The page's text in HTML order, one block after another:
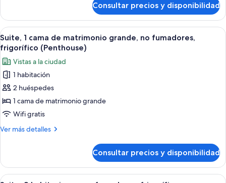
grande,
no
fumadores,
frigorífico
estándar,
cama
de
matrimonio
grande,
no
fumadores,
frigorífico
Consultar precios y disponibilidad
Abrir
todas
las
fotos
de
Suite,
1
cama
de
no
fumadores,
Una sala de estar moderna con un
8
Suite, 1 cama de matrimonio grande, no fumadores,
frigorífico (Penthouse)
Vistas a la ciudad
1 habitación
2 huéspedes
1 cama de matrimonio grande
Wifi gratis
Ver más detalles
Más
1
cama
Consultar precios y disponibilidad
Abrir
Una cama grande con cabecera